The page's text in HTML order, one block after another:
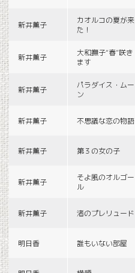
新井薫子
カオルコの夏が来
た！
新井薫子
大和撫子“春”咲き
ます
新井薫子
パラダイス・ムー
ン
新井薫子 不思議な恋の物語
新井薫子 第３の女の子
新井薫子
そよ風のオルゴー
ル
新井薫子 渚のプレリュード
明日香 誰もいない部屋